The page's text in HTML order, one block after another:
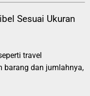
Sesuai Ukuran
travel
barang dan jumlahnya,